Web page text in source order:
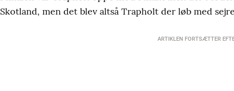
Skotland, men det blev altså Trapholt der løb med
ARTIKLEN FORTSÆTTER